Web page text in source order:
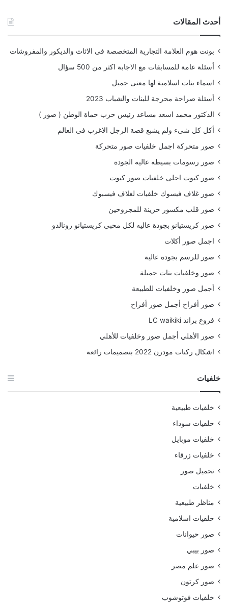
أحدث المقالات
بونت هوم العلامة التجارية المتخصصة فى الاثاث والديكور والمفروشات
أسئلة عامة للمسابقات مع الاجابة اكثر من 500 سؤال
اسماء بنات اسلامية لها معنى جميل
أسئلة صراحة محرجة للبنات والشباب 2023
الدكتور محمد اسعد مساعد رئيس حزب حماة الوطن ( صور )
أكل كل شىء ولم يشبع قصة الرجل الاغرب فى العالم
صور متحركة اجمل خلفيات صور متحركة
صور رسومات بسيطه عاليه الجودة
صور كيوت احلى خلفيات صور كيوت
صور غلاف فيسوك خلفيات لغلاف فيسبوك
صور قلب مكسور حزينة للمجروحين
صور كريستيانو بجودة عاليه لكل محبي كريستيانو رونالدو
اجمل صور أكلات
صور للرسم بجودة عالية
صور وخلفيات بنات جميلة
أجمل صور وخلفيات للطبيعة
صور أفراح أجمل صور أفراح
فروع براند LC waikiki
صور الأهلي أجمل صور وخلفيات للأهلي
اشكال ركنات مودرن 2022 بتصميمات رائعة
خلفيات
خلفيات طبيعية
خلفيات سوداء
خلفيات موبايل
خلفيات زرقاء
تحميل صور
خلفيات
مناظر طبيعية
خلفيات اسلامية
صور حيوانات
صور بيبي
صور علم مصر
صور كرتون
خلفيات فوتوشوب